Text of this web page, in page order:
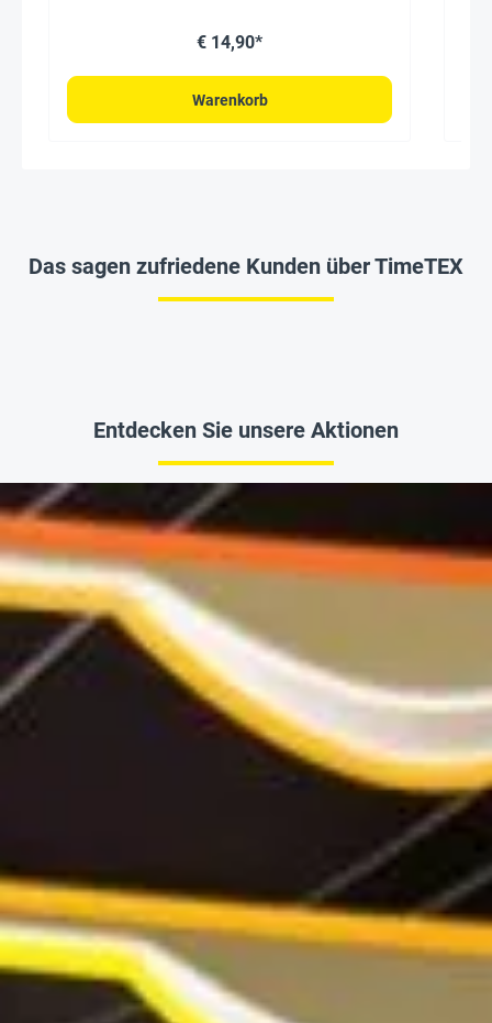
€ 14,90*
Warenkorb
Das sagen zufriedene Kunden über TimeTEX
Entdecken Sie unsere Aktionen